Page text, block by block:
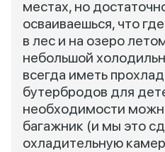
местах, но
осваиваешься, что
в лес и на озеро
небольшой
всегда иметь
бутербродов для
необходимости
багажник (и мы это
охладительную